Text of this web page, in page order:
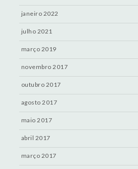
janeiro 2022
julho 2021
março 2019
novembro 2017
outubro 2017
agosto 2017
maio 2017
abril 2017
março 2017